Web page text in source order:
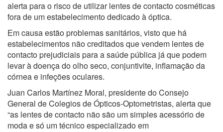
alerta para o risco de utilizar lentes de contacto cosméticas
fora de um estabelecimento dedicado à óptica.
Em causa estão problemas sanitários, visto que há
estabelecimentos não creditados que vendem lentes de
contacto prejudiciais para a saúde pública já que podem
levar à doença do olho seco, conjuntivite, inflamação da
córnea e infeções oculares.
Juan Carlos Martínez Moral, presidente do Consejo
General de Colegios de Ópticos-Optometristas, alerta que
“as lentes de contacto não são um simples acessório de
moda e só um técnico especializado em